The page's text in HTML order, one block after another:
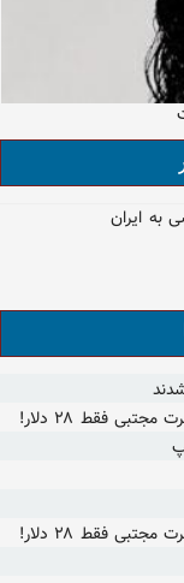
به ایران
فقط ۲۸ دلار!
فقط ۲۸ دلار!